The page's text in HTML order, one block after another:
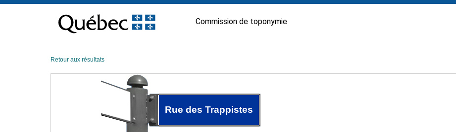
contenu
Commission de toponymie
Retour aux résultats
Rue des Trappistes